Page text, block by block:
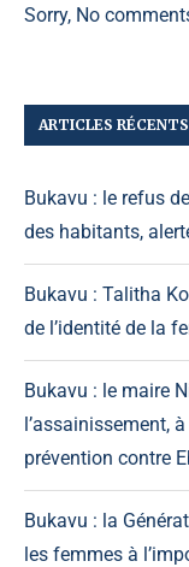
Sorry, No
ARTICLES RÉCENTS
Bukavu : le refus
des habitants,
Bukavu : Talitha
de l’identité de la
Bukavu : le maire
l’assainissement,
prévention contre
Bukavu : la
les femmes à